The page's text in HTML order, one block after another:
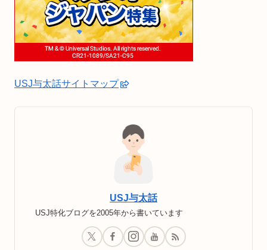
USJ与太話サイトマップ
USJ与太話
USJ特化ブログを2005年から書いています